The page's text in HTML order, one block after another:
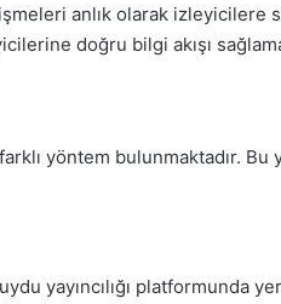
anlık olarak izleyicilere
doğru bilgi akışı
yöntem bulunmaktadır.
yayıncılığı platformunda